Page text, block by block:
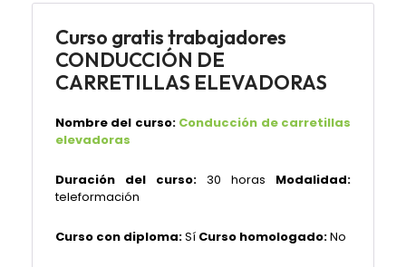
Curso gratis trabajadores
CONDUCCIÓN DE
CARRETILLAS ELEVADORAS
Nombre del curso: Conducción de carretillas
elevadoras
Duración del curso: 30 horas Modalidad:
teleformación
Curso con diploma:Sí Curso homologado:No